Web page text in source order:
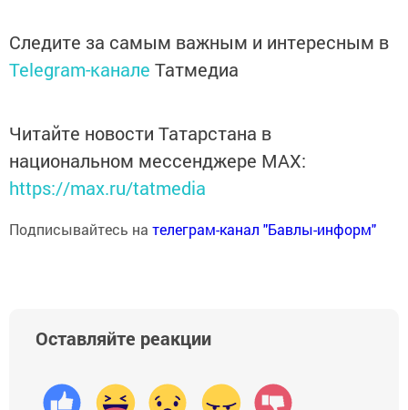
Следите за самым важным и интересным в
Telegram-канале Татмедиа
Читайте новости Татарстана в
национальном мессенджере MАХ:
https://max.ru/tatmedia
Подписывайтесь на телеграм-канал "Бавлы-информ"
Оставляйте реакции